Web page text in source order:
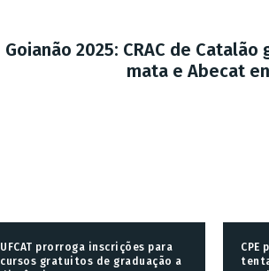
Goianão 2025: CRAC de
mata e Abecat
UFCAT prorroga inscrições para
cursos gratuitos de graduação a
CPE